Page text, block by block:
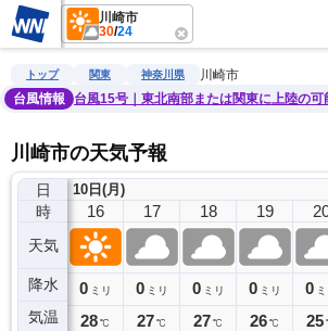
川崎市
30/24
雨雲レーダー 台風情報 地震情報
トップ 関東 神奈川県
川崎市
台風情報
台風15号｜東北南部または関東に上陸の可
川崎市の天気予報
日
時
天気
降水
気温
10日(月)
15
0ミリ
29℃
16
0 ミリ
28℃
17
0 ミリ
27℃
18
0 ミリ
27℃
19
0 ミリ
26℃
0
25